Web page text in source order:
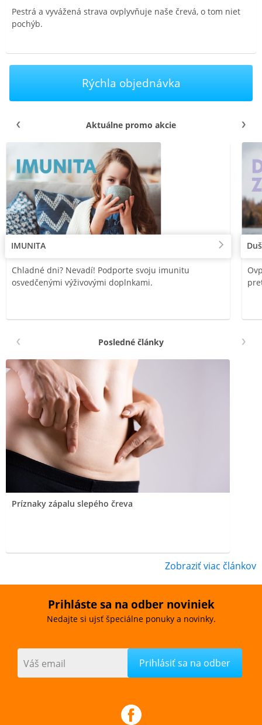
Pestrá a vyvážená strava ovplyvňuje naše črevá, o tom niet
pochýb.
Rýchla objednávka
Aktuálne promo akcie
IMUNITA
Chladné dni? Nevadí! Podporte svoju imunitu
osvedčenými výživovými doplnkami.
Posledné články
Príznaky zápalu slepého čreva
Zobraziť viac článkov
Prihláste sa na odber noviniek
Nedajte si ujsť špeciálne ponuky a novinky.
Váš email